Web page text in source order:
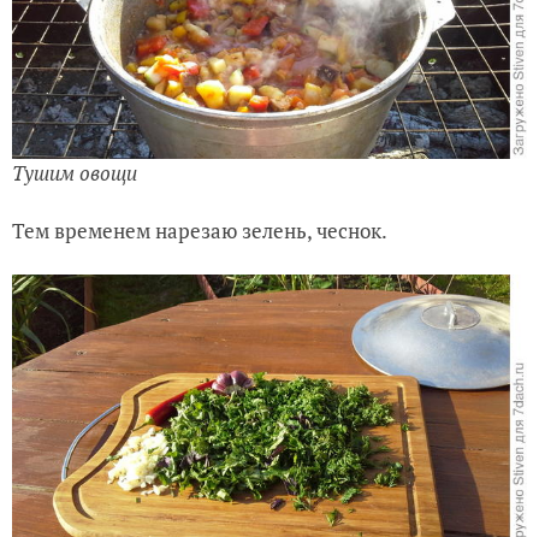
Тушим овощи
Тем временем нарезаю зелень, чеснок.